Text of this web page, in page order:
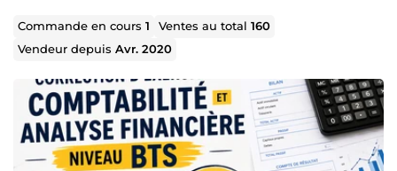
Commande en cours1 Ventes au total160
Vendeur depuisAvr. 2020